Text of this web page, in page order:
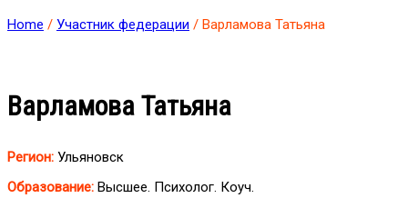
Home / Участник федерации / Варламова Татьяна
Варламова Татьяна
Регион: Ульяновск
Образование: Высшее. Психолог. Коуч.